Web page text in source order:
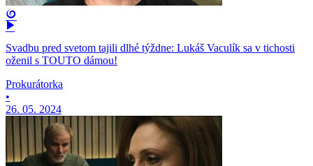
Svadbu pred svetom tajili dlhé týždne: Lukáš Vaculík sa v tichosti
oženil s TOUTO dámou!
Prokurátorka
•
26. 05. 2024